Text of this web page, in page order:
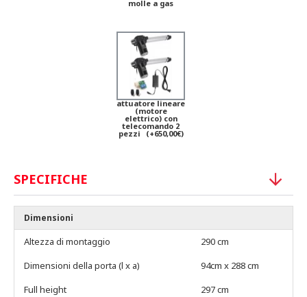
molle a gas
attuatore lineare
(motore
elettrico) con
telecomando 2
pezzi (+650,00€)
SPECIFICHE
Dimensioni
Altezza di montaggio
290 cm
Dimensioni della porta (l x a)
94cm x 288 cm
Full height
297 cm